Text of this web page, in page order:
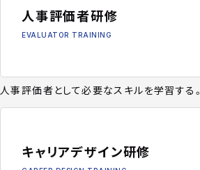
人事評価者研修
EVALUATOR TRAINING
人事評価者として必要なスキルを学習する。
キャリアデザイン研修